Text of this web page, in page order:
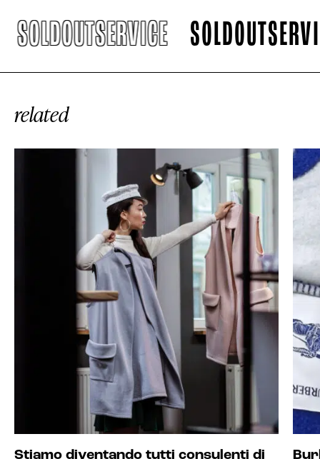
related
Stiamo diventando tutti consulenti di